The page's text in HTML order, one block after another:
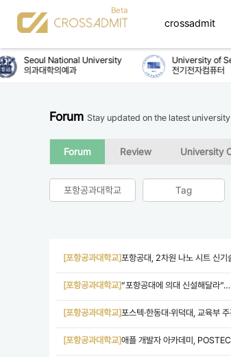
crossadmit
Seoul National University
의과대학의예과
University of
전기전자컴퓨터
Forum Stay updated on the latest
Forum Review University
포항공과대학교 Tag
[포항공과대학교]포항공대, 2차원 나노 시트 신기
[포항공과대학교]“포항공대에 의대 신설해달라
[포항공과대학교]포스텍·한동대·위덕대, 교육부
[포항공과대학교]애플 개발자 아카데미,